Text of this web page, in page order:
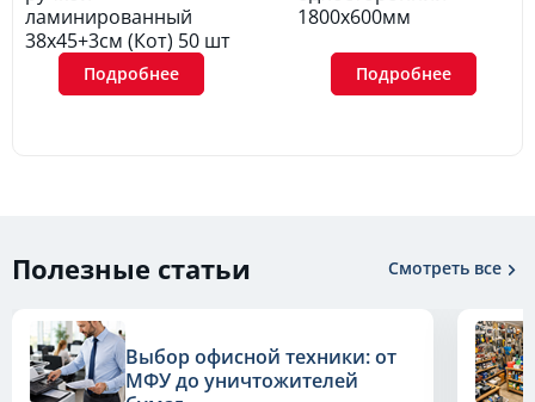
ламинированный
38х45+3см (Кот) 50 шт
Подробнее
1800х600мм
Подробнее
Полезные статьи Смотреть все
Выбор офисной техники: от
МФУ до уничтожителей